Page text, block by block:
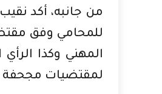
من جانبه، أكد
المهني وكذا
لمقتضيات مجحفة